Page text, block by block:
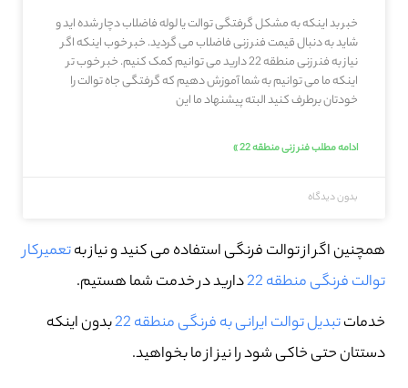
خبر بد اینکه به مشکل گرفتگی توالت یا لوله فاضلاب دچار شده اید و
شاید به دنبال قیمت فنر زنی فاضلاب می گردید. خبر خوب اینکه اگر
نیاز به فنر زنی منطقه 22 دارید می توانیم کمک کنیم. خبر خوب تر
اینکه ما می توانیم به شما آموزش دهیم که گرفتگی جاه توالت را
خودتان برطرف کنید البته پیشنهاد ما این
ادامه مطلب فنر زنی منطقه 22 »
بدون دیدگاه
همچنین اگر از توالت فرنگی استفاده می کنید و نیاز بهتعمیرکار
توالت فرنگی منطقه 22
دارید در خدمت شما هستیم.
خدماتتبدیل توالت ایرانی به فرنگی منطقه 22
بدون اینکه
دستتان حتی خاکی شود را نیز از ما بخواهید.